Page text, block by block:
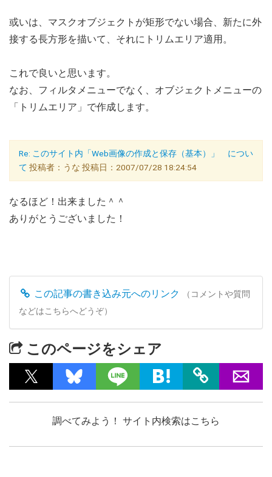
或いは、マスクオブジェクトが矩形でない場合、新たに外
接する長方形を描いて、それにトリムエリア適用。
これで良いと思います。
なお、フィルタメニューでなく、オブジェクトメニューの
「トリムエリア」で作成します。
Re: このサイト内「Web画像の作成と保存（基本）」 につい
て 投稿者：うな 投稿日：2007/07/28 18:24:54
なるほど！出来ました＾＾
ありがとうございました！
この記事の書き込み元へのリンク
（コメントや質問
などはこちらへどうぞ）
このページをシェア
調べてみよう！ サイト内検索はこちら